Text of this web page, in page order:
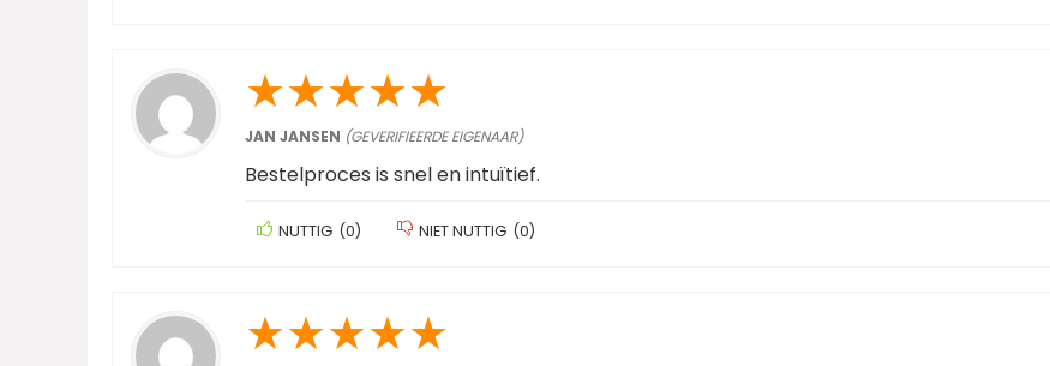
★★★★★
JAN JANSEN (GEVERIFIEERDE EIGENAAR)
Bestelproces is snel en intuïtief.
NUTTIG (0) NIET NUTTIG (0)
★★★★★